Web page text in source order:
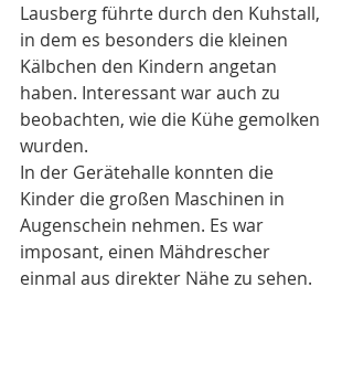
Lausberg führte durch den Kuhstall,
in dem es besonders die kleinen
Kälbchen den Kindern angetan
haben. Interessant war auch zu
beobachten, wie die Kühe gemolken
wurden.
In der Gerätehalle konnten die
Kinder die großen Maschinen in
Augenschein nehmen. Es war
imposant, einen Mähdrescher
einmal aus direkter Nähe zu sehen.